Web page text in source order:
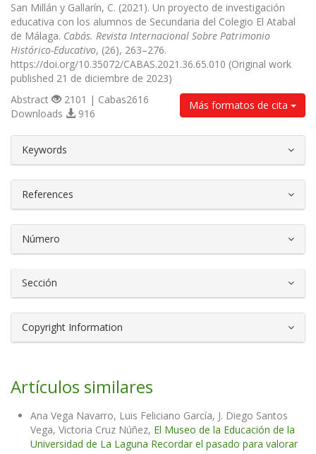
San Millán y Gallarín, C. (2021). Un proyecto de investigación
educativa con los alumnos de Secundaria del Colegio El Atabal
de Málaga. Cabás. Revista Internacional Sobre Patrimonio
Histórico-Educativo, (26), 263–276.
https://doi.org/10.35072/CABAS.2021.36.65.010 (Original work
published 21 de diciembre de 2023)
Más formatos de cita
Abstract
2101 | Cabas2616
Downloads
916
Keywords
References
Número
Sección
Copyright Information
Artículos similares
Ana Vega Navarro, Luis Feliciano García, J. Diego Santos
Vega, Victoria Cruz Núñez, El Museo de la Educación de la
Universidad de La Laguna Recordar el pasado para valorar